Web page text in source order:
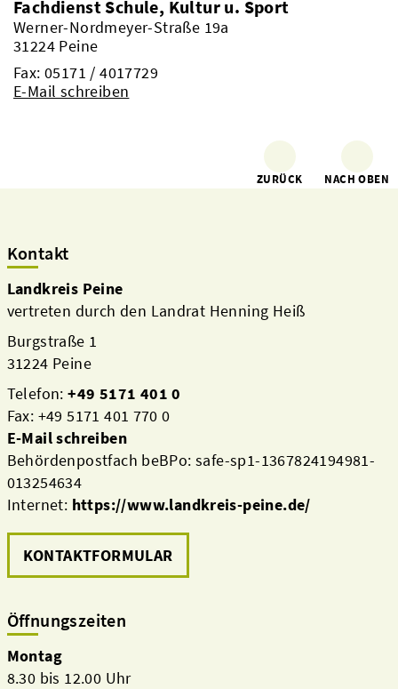
Fachdienst Schule, Kultur u. Sport
Werner-Nordmeyer-Straße 19a
31224 Peine
Fax: 05171 / 4017729
E-Mail schreiben
ZURÜCK NACH OBEN
Kontakt
Landkreis Peine
vertreten durch den Landrat Henning Heiß
Burgstraße 1
31224 Peine
Telefon:+49 5171 401 0
Fax: +49 5171 401 770 0
E-Mail schreiben
Behördenpostfach beBPo: safe-sp1-1367824194981-
013254634
Internet: https://www.landkreis-peine.de/
KONTAKTFORMULAR
Öffnungszeiten
Montag
8.30 bis 12.00 Uhr